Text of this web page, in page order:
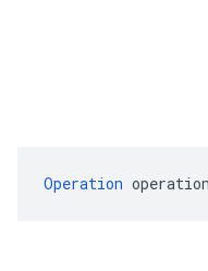
Operation operation